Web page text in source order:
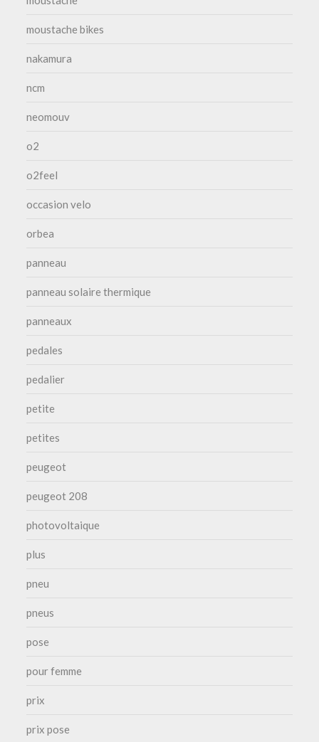
moustache bikes
nakamura
ncm
neomouv
o2
o2feel
occasion velo
orbea
panneau
panneau solaire thermique
panneaux
pedales
pedalier
petite
petites
peugeot
peugeot 208
photovoltaique
plus
pneu
pneus
pose
pour femme
prix
prix pose